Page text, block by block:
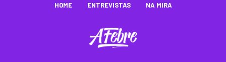
HOME ENTREVISTAS NA MIRA